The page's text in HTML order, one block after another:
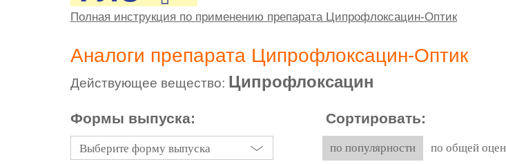
Полная инструкция по применению препарата Ципрофлоксацин-Оптик
Аналоги препарата Ципрофлоксацин-Оптик
Действующее вещество: Ципрофлоксацин
Формы выпуска:
Выберите форму выпуска
Сортировать:
по популярности по общей